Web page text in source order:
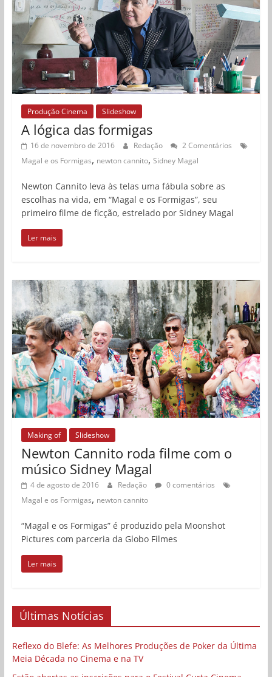
Produção Cinema Slideshow
A lógica das formigas
16 de novembro de 2016 Redação
2 Comentários
Magal e os Formigas, newton cannito, Sidney Magal
Newton Cannito leva às telas uma fábula sobre as
escolhas na vida, em “Magal e os Formigas”, seu
primeiro filme de ficção, estrelado por Sidney Magal
Ler mais
Making of Slideshow
Newton Cannito roda filme com o
músico Sidney Magal
4 de agosto de 2016 Redação
0 comentários
Magal e os Formigas, newton cannito
“Magal e os Formigas” é produzido pela Moonshot
Pictures com parceria da Globo Filmes
Ler mais
Últimas Notícias
Reflexo do Blefe: As Melhores Produções de Poker da Última
Meia Década no Cinema e na TV